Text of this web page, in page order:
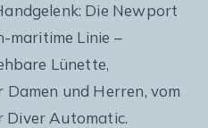
Die Newport
maritime Linie –
Lünette,
und Herren, vom
Diver Automatic.